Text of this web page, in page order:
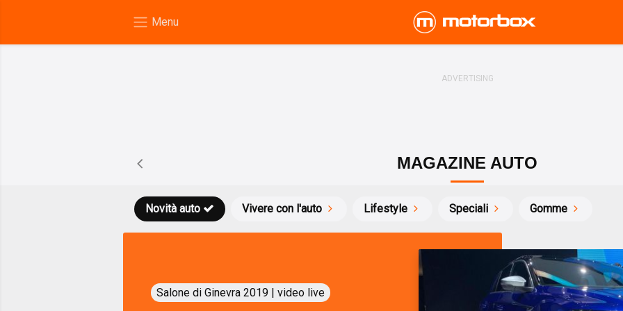
MAGAZINE AUTO
Novità auto Vivere con l'auto Lifestyle Speciali Gomme
Salone di Ginevra 2019 | video live